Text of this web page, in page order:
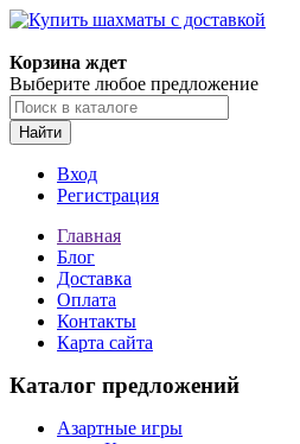
Корзина ждет
Выберите любое предложение
Найти
Вход
Регистрация
Главная
Блог
Доставка
Оплата
Контакты
Карта сайта
Каталог предложений
Азартные игры